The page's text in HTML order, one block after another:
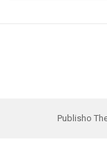
Publisho